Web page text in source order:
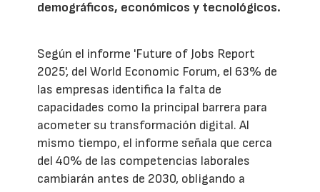
demográficos, económicos y tecnológicos.
Según el informe 'Future of Jobs Report
2025', del World Economic Forum, el 63% de
las empresas identifica la falta de
capacidades como la principal barrera para
acometer su transformación digital. Al
mismo tiempo, el informe señala que cerca
del 40% de las competencias laborales
cambiarán antes de 2030, obligando a